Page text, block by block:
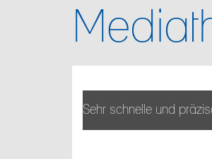
Sehr schnelle und